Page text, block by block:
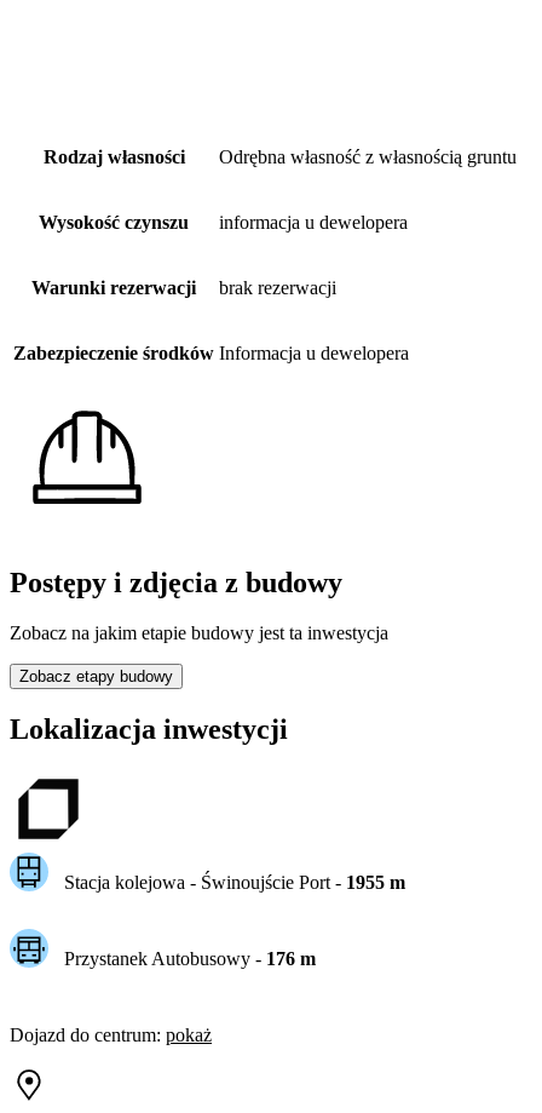
Rodzaj własności Odrębna własność z własnością gruntu
Wysokość czynszu informacja u dewelopera
Warunki rezerwacji brak rezerwacji
Zabezpieczenie środków Informacja u dewelopera
Postępy i zdjęcia z budowy
Zobacz na jakim etapie budowy jest ta inwestycja
Zobacz etapy budowy
Lokalizacja inwestycji
Stacja kolejowa - Świnoujście Port- 1955m
Przystanek Autobusowy - 176m
Dojazd do centrum: pokaż